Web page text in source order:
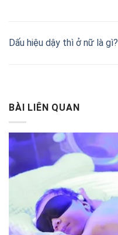
Dấu hiệu dậy thì ở nữ là gì?
BÀI LIÊN QUAN